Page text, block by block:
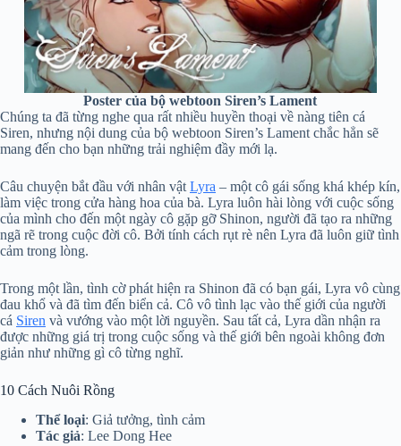
Poster của bộ webtoon Siren’s Lament
Chúng ta đã từng nghe qua rất nhiều huyền thoại về nàng tiên cá
Siren, nhưng nội dung của bộ webtoon Siren’s Lament chắc hẳn sẽ
mang đến cho bạn những trải nghiệm đầy mới lạ.
Câu chuyện bắt đầu với nhân vật Lyra – một cô gái sống khá khép kín,
làm việc trong cửa hàng hoa của bà. Lyra luôn hài lòng với cuộc sống
của mình cho đến một ngày cô gặp gỡ Shinon, người đã tạo ra những
ngã rẽ trong cuộc đời cô. Bởi tính cách rụt rè nên Lyra đã luôn giữ tình
cảm trong lòng.
Trong một lần, tình cờ phát hiện ra Shinon đã có bạn gái, Lyra vô cùng
đau khổ và đã tìm đến biển cả. Cô vô tình lạc vào thế giới của người
cá Siren và vướng vào một lời nguyền. Sau tất cả, Lyra dần nhận ra
được những giá trị trong cuộc sống và thế giới bên ngoài không đơn
giản như những gì cô từng nghĩ.
10 Cách Nuôi Rồng
Thể loại: Giả tưởng, tình cảm
Tác giả: Lee Dong Hee